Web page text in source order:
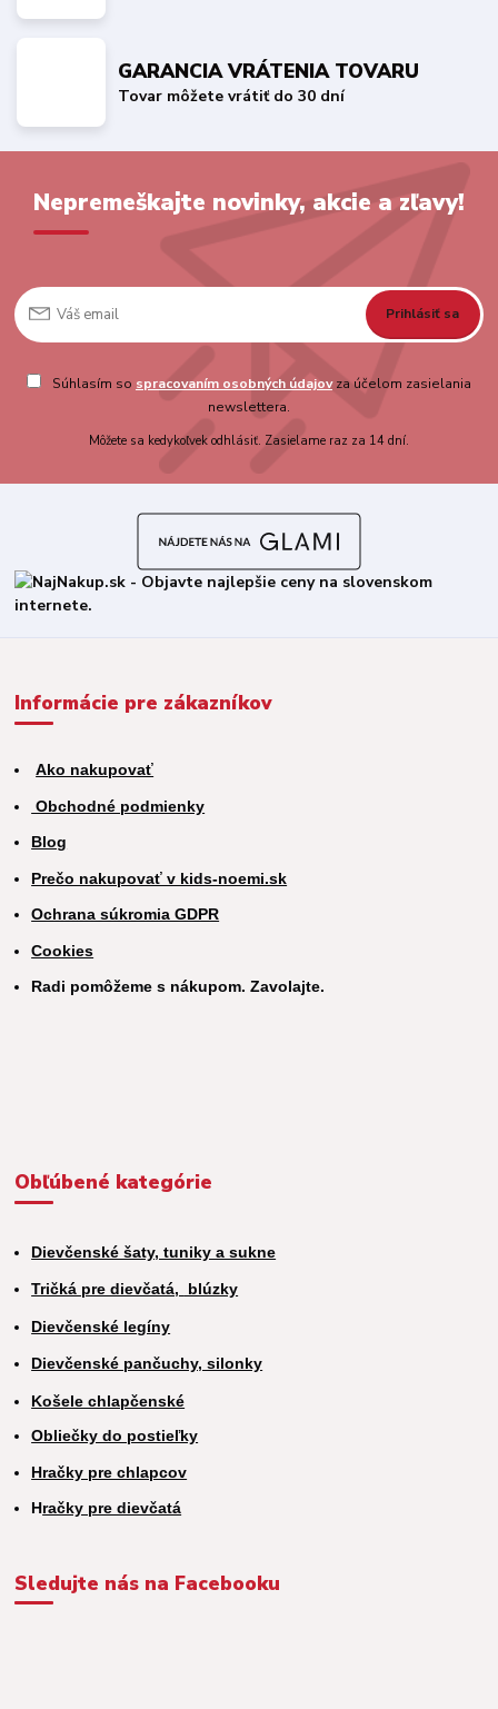
GARANCIA VRÁTENIA TOVARU
Tovar môžete vrátiť do 30 dní
Nepremeškajte novinky, akcie a zľavy!
Prihlásiť sa
Súhlasím so spracovaním osobných údajovza účelom zasielania
newslettera.
Môžete sa kedykoľvek odhlásiť. Zasielame raz za 14 dní.
Informácie pre zákazníkov
Ako nakupovať
Obchodné podmienky
Blog
Prečo nakupovať v kids-noemi.sk
Ochrana súkromia GDPR
Cookies
Radi pomôžeme s nákupom. Zavolajte.
Obľúbené kategórie
Dievčenské šaty, tuniky a sukne
Tričká pre dievčatá, blúzky
Dievčenské legíny
Dievčenské pančuchy, silonky
Košele chlapčenské
Obliečky do postieľky
Hračky pre chlapcov
Hračky pre dievčatá
Sledujte nás na Facebooku